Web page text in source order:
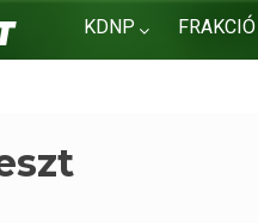
KDNP FRAKCIÓ